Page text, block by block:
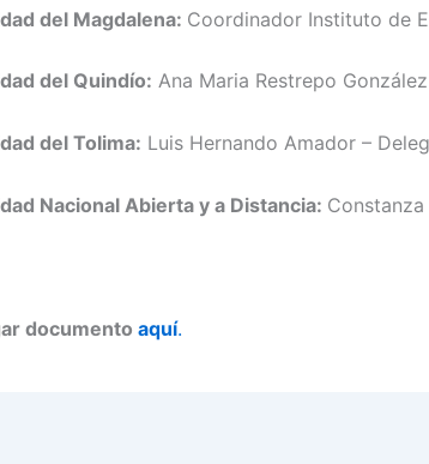
del Magdalena: Coordinador Instituto de
del Quindío: Ana Maria Restrepo
del Tolima: Luis Hernando Amador –
Nacional Abierta y a Distancia:
documento aquí.